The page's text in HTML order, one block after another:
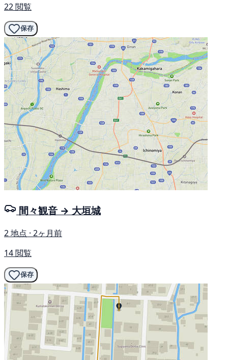
22 閲覧
保存
間々観音 → 大垣城
2 地点 · 2ヶ月前
14 閲覧
保存